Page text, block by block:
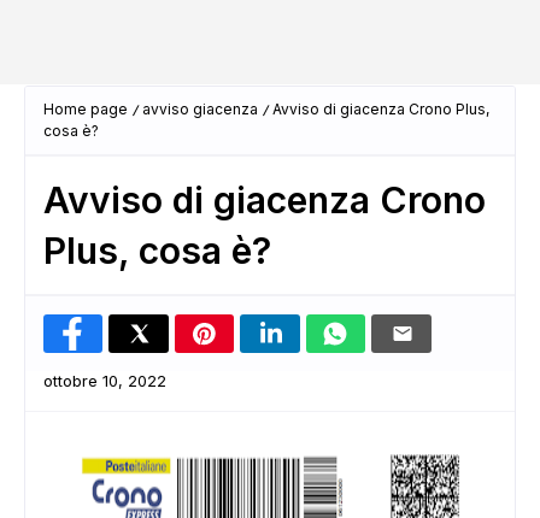
Home page avviso giacenza
Avviso di giacenza Crono Plus,
cosa è?
Avviso di giacenza Crono
Plus, cosa è?
ottobre 10, 2022